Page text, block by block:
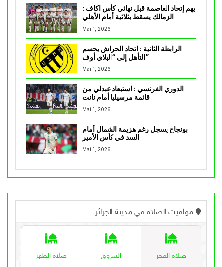
يهم إتحاد العاصمة قبل نهائي كأس اكاف :
Mai 1, 2026
الرابطة الثانية : اتحاد الحراش يحسم
التأهل إلى “البلاي أوف”
Mai 1, 2026
الدوري الفرنسي : استبعاد عبدلي من
قائمة مرسيليا أمام نانت
Mai 1, 2026
بونجاح يسجل رغم هزيمة الشمال أمام
السد في كأس الأمير
Mai 1, 2026